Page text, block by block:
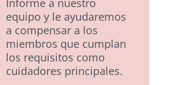
equipo y le ayudaremos
a compensar a los
miembros que cumplan
los requisitos como
cuidadores principales.